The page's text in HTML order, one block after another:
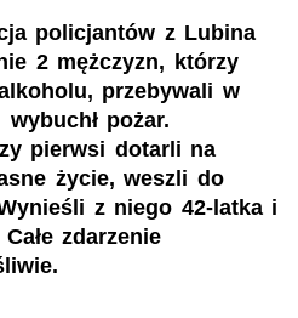
policjantów z Lubina
2 mężczyzn, którzy
przebywali w
pożar.
pierwsi dotarli na
życie, weszli do
z niego 42-latka i
zdarzenie